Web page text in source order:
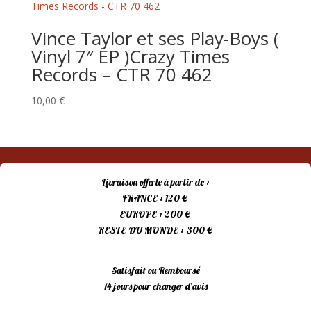
Vince Taylor et ses Play-Boys (
Vinyl 7″ EP )Crazy Times
Records – CTR 70 462
10,00 €
Livraison offerte à partir de :
FRANCE : 120 €
EUROPE : 200 €
RESTE DU MONDE : 300 €
Satisfait ou Remboursé
14 jours pour changer d’avis